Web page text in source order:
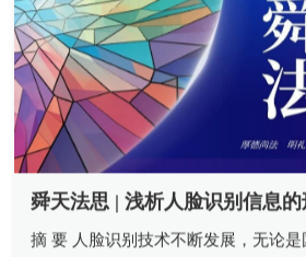
舜天法思 | 浅析人脸识别信息的
摘 要 人脸识别技术不断发展，无论